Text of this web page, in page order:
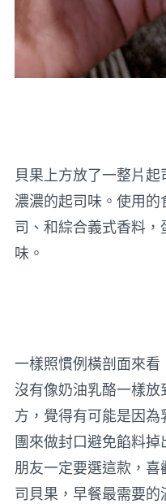
貝果上方放了一整片起
濃濃的起司味。使用
司、和綜合義式香料
味。
一樣照慣例橫剖面來
沒有像奶油乳酪一樣
方，覺得有可能是因
團來做封口避免餡料
朋友一定要選這款，
司貝果，早餐最需要